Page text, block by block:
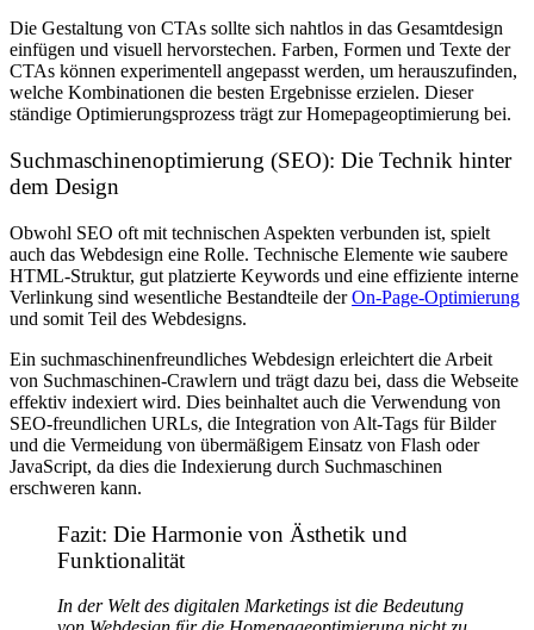
Die Gestaltung von CTAs sollte sich nahtlos in das Gesamtdesign
einfügen und visuell hervorstechen. Farben, Formen und Texte der
CTAs können experimentell angepasst werden, um herauszufinden,
welche Kombinationen die besten Ergebnisse erzielen. Dieser
ständige Optimierungsprozess trägt zur Homepageoptimierung bei.
Suchmaschinenoptimierung (SEO): Die Technik hinter
dem Design
Obwohl SEO oft mit technischen Aspekten verbunden ist, spielt
auch das Webdesign eine Rolle. Technische Elemente wie saubere
HTML-Struktur, gut platzierte Keywords und eine effiziente interne
Verlinkung sind wesentliche Bestandteile derOn-Page-Optimierung
und somit Teil des Webdesigns.
Ein suchmaschinenfreundliches Webdesign erleichtert die Arbeit
von Suchmaschinen-Crawlern und trägt dazu bei, dass die Webseite
effektiv indexiert wird. Dies beinhaltet auch die Verwendung von
SEO-freundlichen URLs, die Integration von Alt-Tags für Bilder
und die Vermeidung von übermäßigem Einsatz von Flash oder
JavaScript, da dies die Indexierung durch Suchmaschinen
erschweren kann.
Fazit: Die Harmonie von Ästhetik und
Funktionalität
In der Welt des digitalen Marketings ist die Bedeutung